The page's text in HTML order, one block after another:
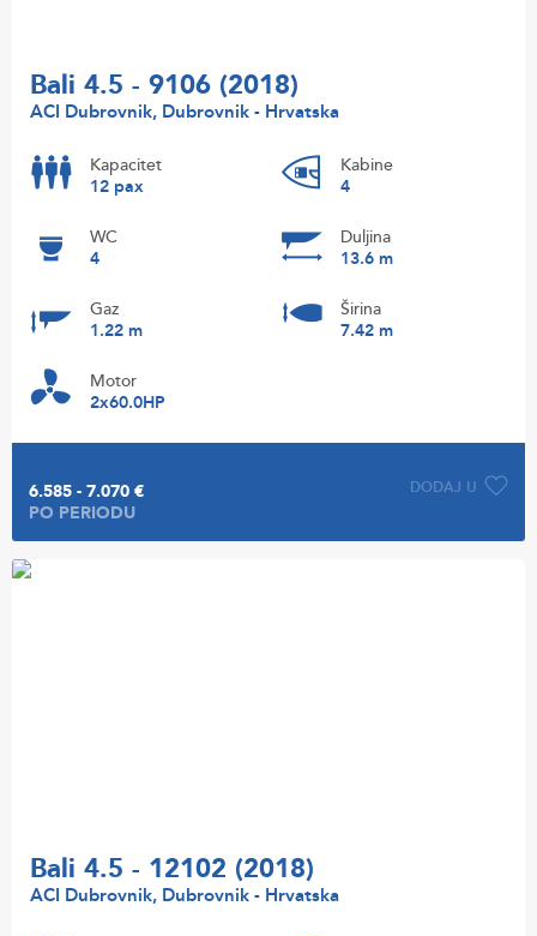
Bali 4.5 - 9106 (2018)
ACI Dubrovnik, Dubrovnik - Hrvatska
Kapacitet
12 pax
Kabine
4
WC
4
Duljina
13.6 m
Gaz
1.22 m
Širina
7.42 m
Motor
2x60.0HP
DODAJ U
6.585 - 7.070 €
PO PERIODU
Bali 4.5 - 12102 (2018)
ACI Dubrovnik, Dubrovnik - Hrvatska